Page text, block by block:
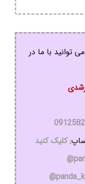
با ما در
کلیک کنید